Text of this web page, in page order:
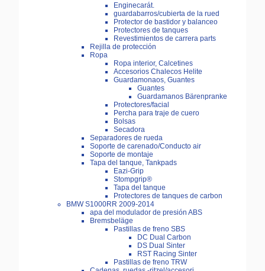
Enginecarát.
guardabarros/cubierta de la rued
Protector de bastidor y balanceo
Protectores de tanques
Revestimientos de carrera parts
Rejilla de protección
Ropa
Ropa interior, Calcetines
Accesorios Chalecos Helite
Guardamonaos, Guantes
Guantes
Guardamanos Bärenpranke
Protectores/facial
Percha para traje de cuero
Bolsas
Secadora
Separadores de rueda
Soporte de carenado/Conducto air
Soporte de montaje
Tapa del tanque, Tankpads
Eazi-Grip
Stompgrip®
Tapa del tanque
Protectores de tanques de carbon
BMW S1000RR 2009-2014
apa del modulador de presión ABS
Bremsbeläge
Pastillas de freno SBS
DC Dual Carbon
DS Dual Sinter
RST Racing Sinter
Pastillas de freno TRW